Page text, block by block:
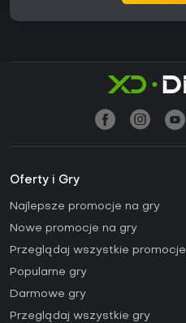
Oferty i Gry
Najlepsze promocje na gry
Nowe promocje na gry
Przeglądaj wszystkie promocje
Popularne gry
Darmowe gry
Przeglądaj wszystkie gry